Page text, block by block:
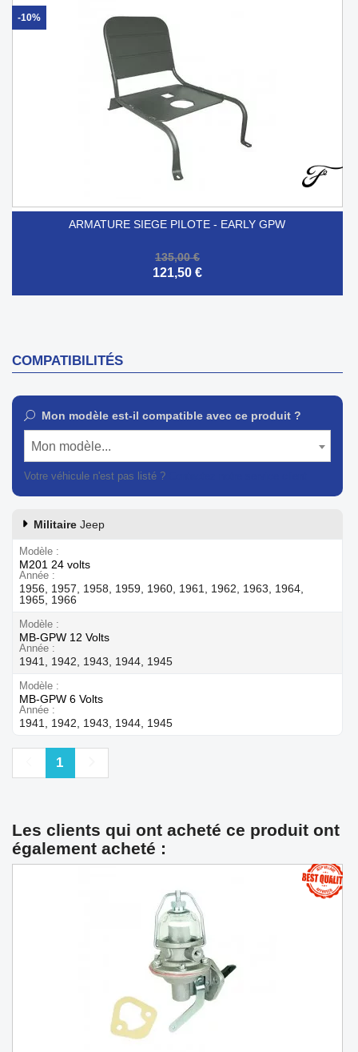
ARMATURE SIEGE PILOTE - EARLY GPW
135,00 €
121,50 €
-10%
COMPATIBILITÉS
Mon modèle est-il compatible avec ce produit ?
Mon modèle...
Votre véhicule n'est pas listé ?
Militaire Jeep
Modèle
M201 24 volts
Année
1956, 1957, 1958, 1959, 1960, 1961, 1962, 1963, 1964,
1965, 1966
Modèle
MB-GPW 12 Volts
Année
1941, 1942, 1943, 1944, 1945
Modèle
MB-GPW 6 Volts
Année
1941, 1942, 1943, 1944, 1945
Précédent
1
Les clients qui ont acheté ce produit ont
également acheté :